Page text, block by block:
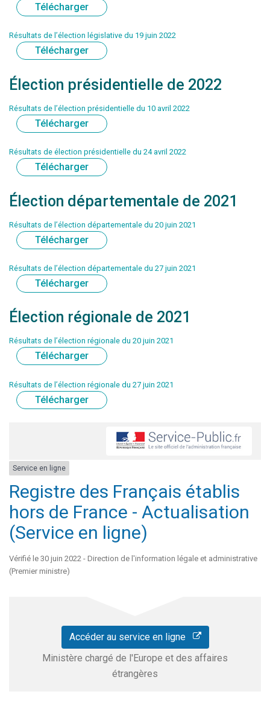
Télécharger
Résultats de l’élection législative du 19 juin 2022
Télécharger
Élection présidentielle de 2022
Résultats de l’élection présidentielle du 10 avril 2022
Télécharger
Résultats de élection présidentielle du 24 avril 2022
Télécharger
Élection départementale de 2021
Résultats de l’élection départementale du 20 juin 2021
Télécharger
Résultats de l’élection départementale du 27 juin 2021
Télécharger
Élection régionale de 2021
Résultats de l’élection régionale du 20 juin 2021
Télécharger
Résultats de l’élection régionale du 27 juin 2021
Télécharger
Service en ligne
Registre des Français établis
hors de France - Actualisation
(Service en ligne)
Vérifié le 30 juin 2022 - Direction de l'information légale et administrative
(Premier ministre)
Accéder au service en ligne
Ministère chargé de l'Europe et des affaires
étrangères